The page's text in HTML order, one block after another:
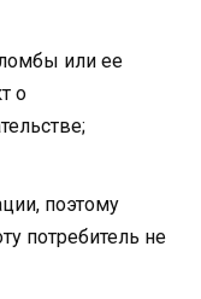
или ее
о
поэтому
потребитель не